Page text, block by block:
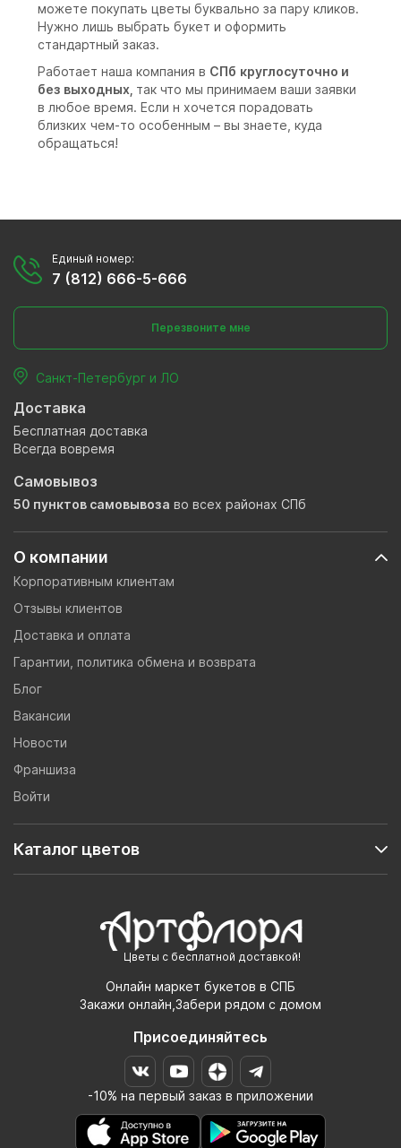
можете покупать цветы буквально за пару кликов.
Нужно лишь выбрать букет и оформить
стандартный заказ.
Работает наша компания в СПб круглосуточно и
без выходных, так что мы принимаем ваши заявки
в любое время. Если н хочется порадовать
близких чем-то особенным – вы знаете, куда
обращаться!
Цветы с бесплатной доставкой!
Онлайн маркет букетов в СПБ
Закажи онлайн,Забери рядом с домом
Присоединяйтесь
-10% на первый заказ в приложении
О компании
Корпоративным клиентам
Отзывы клиентов
Доставка и оплата
Гарантии, политика обмена и возврата
Блог
Вакансии
Новости
Франшиза
Войти
Каталог цветов
Единый номер:
7 (812) 666-5-666
Перезвоните мне
Санкт-Петербург и ЛО
Доставка
Бесплатная доставка
Всегда вовремя
Самовывоз
50 пунктов самовывоза во всех районах СПб